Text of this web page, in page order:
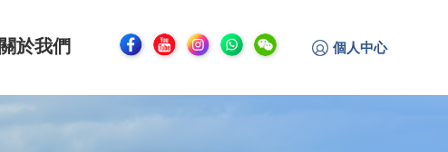
關於我們 個人中心